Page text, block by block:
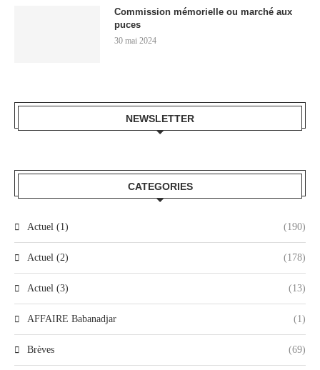
Commission mémorielle ou marché aux
puces
30 mai 2024
NEWSLETTER
CATEGORIES
Actuel (1) (190)
Actuel (2) (178)
Actuel (3) (13)
AFFAIRE Babanadjar (1)
Brèves (69)